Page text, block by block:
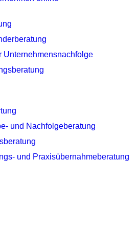
Unternehmensnachfolge
und Nachfolgeberatung
und Praxisübernahmeberatung